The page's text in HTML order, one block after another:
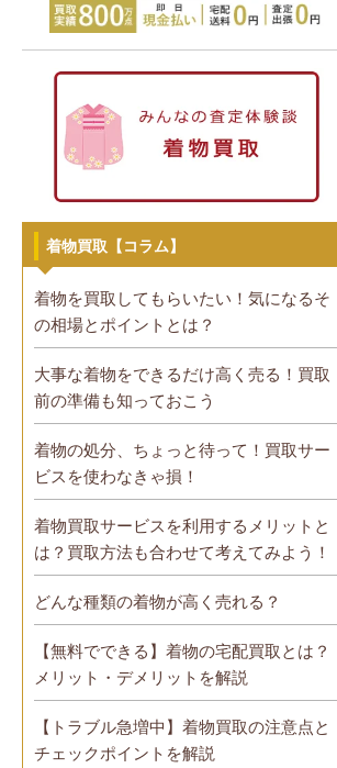
着物買取【コラム】
着物を買取してもらいたい！気になるそ
の相場とポイントとは？
大事な着物をできるだけ高く売る！買取
前の準備も知っておこう
着物の処分、ちょっと待って！買取サー
ビスを使わなきゃ損！
着物買取サービスを利用するメリットと
は？買取方法も合わせて考えてみよう！
どんな種類の着物が高く売れる？
【無料でできる】着物の宅配買取とは？
メリット・デメリットを解説
【トラブル急増中】着物買取の注意点と
チェックポイントを解説